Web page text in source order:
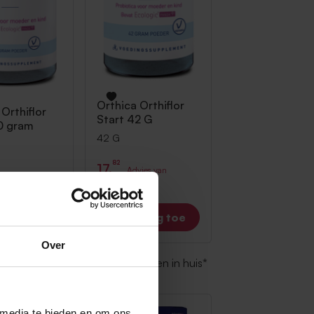
Over
Orthiflor
gram
Orthica Orthiflor
Start 42 G
42 G
17,82
Advies van
Voeg toe
Voor 23:00 besteld, morgen in huis*